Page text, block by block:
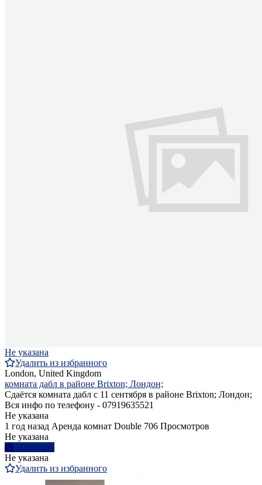
Не указана
Удалить из избранного
London, United Kingdom
комната дабл в районе Brixton; Лондон;
Сдаётся комната дабл с 11 сентября в районе Brixton; Лондон;
Вся инфо по телефону - 07919635521
Не указана
1 год назад Аренда комнат Double 706 Просмотров
Не указана
Написать
Не указана
Удалить из избранного